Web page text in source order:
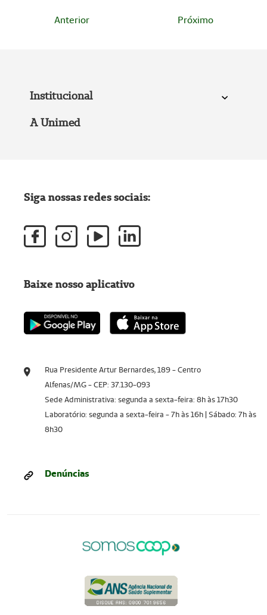
Anterior Próximo
Institucional
A Unimed
Rua Presidente Artur Bernardes, 189 - Centro
Alfenas/MG - CEP: 37.130-093
Sede Administrativa: segunda a sexta-feira: 8h às 17h30
Laboratório: segunda a sexta-feira - 7h às 16h | Sábado: 7h às
8h30
Denúncias
Siga nossas redes sociais:
Baixe nosso aplicativo